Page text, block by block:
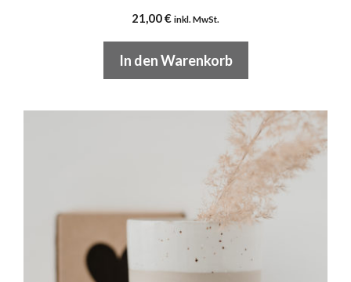
21,00€ inkl. MwSt.
In den Warenkorb